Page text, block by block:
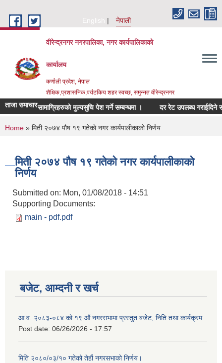
English
नेपाली
वीरेन्द्रनगर नगरपालिका, नगर कार्यपालिकाको
कार्यालय
कर्णाली प्रदेश, नेपाल
शैक्षिक,प्रशासनिक,पर्यटकिय शहर स्वच्छ, समुन्नत वीरेन्द्रनगर
ताजा समाचार
सम्बन्धित सामाग्रिहरुको मुल्यसुचि पेश गर्ने सम्बन्धमा । दर रेट उपलब्ध गराईदिने
You are here
Home » मिती २०७४ पाैष १९ गतेकाे नगर कार्यपालीकाकाे निर्णय
मिती २०७४ पाैष १९ गतेकाे नगर कार्यपालीकाकाे
निर्णय
Submitted on: Mon, 01/08/2018 - 14:51
Supporting Documents:
main - pdf.pdf
बजेट, आम्दनी र खर्च
आ.व. २०८३-०८४ को १९ औं नगरसभामा प्रस्तुत बजेट, निति तथा कार्यक्रम
Post date: 06/26/2026 - 17:57
मिति २०८०/०३/१० गतेको तेर्हौ नगरसभाको निर्णय।